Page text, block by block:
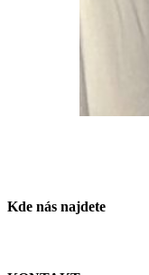
Kde nás najdete